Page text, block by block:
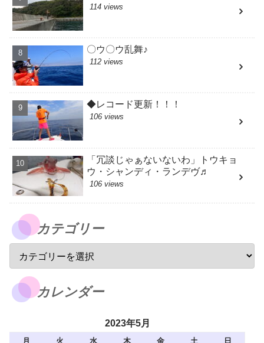
114 views
〇ウ〇ウ乱舞♪
112 views
◆レコード更新！！！
106 views
「冗談じゃぁないないわ」トウキョ
ウ・シャンディ・ランデヴ♬
106 views
カテゴリー
カレンダー
2023年5月
月 火 水 木 金 土
日